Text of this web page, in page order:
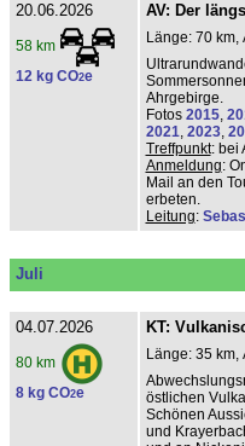
20.06.2026
58 km
12 kg CO2e
AV: Der
Länge: 70 km,
Ahrgebirge.
Fotos 2015,
2021, 2023,
Treffpunkt: bei
Anmeldung:
Mail an den
erbeten.
Leitung:
Juli
04.07.2026
80 km
8 kg CO2e
KT:
Länge: 35 km,
östlichen
Schönen
und